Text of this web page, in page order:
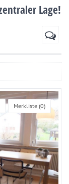
Lage!
Merkliste (0)